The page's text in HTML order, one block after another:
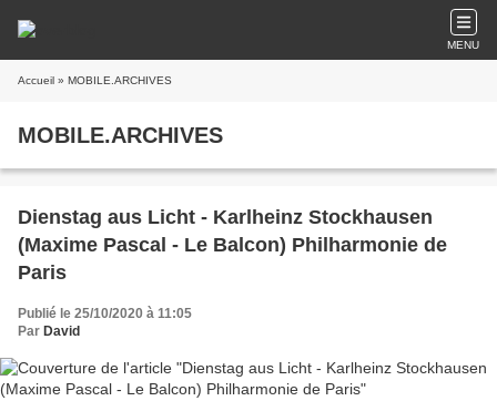
MENU
Accueil » MOBILE.ARCHIVES
MOBILE.ARCHIVES
Dienstag aus Licht - Karlheinz Stockhausen
(Maxime Pascal - Le Balcon) Philharmonie de
Paris
Publié le 25/10/2020 à 11:05
Par David